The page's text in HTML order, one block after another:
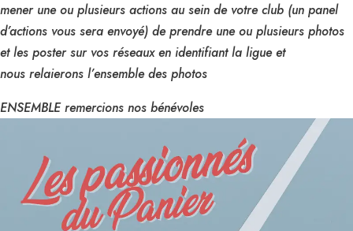
mener une ou plusieurs actions au sein de votre club (un panel
d’actions vous sera envoyé) de prendre une ou plusieurs photos
et les poster sur vos réseaux en identifiant la ligue et
nous relaierons l’ensemble des photos
ENSEMBLE remercions nos bénévoles